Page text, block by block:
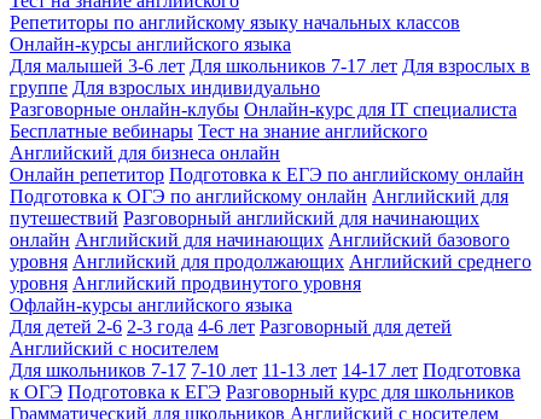
Репетиторы по английскому языку начальных классов
Онлайн-курсы английского языка
Для малышей 3-6 лет Для школьников 7-17 лет Для взрослых в
группе Для взрослых индивидуально
Разговорные онлайн-клубы Онлайн-курс для IT специалиста
Бесплатные вебинары Тест на знание английского
Английский для бизнеса онлайн
Онлайн репетитор Подготовка к ЕГЭ по английскому онлайн
Подготовка к ОГЭ по английскому онлайн Английский для
путешествий Разговорный английский для начинающих
онлайн Английский для начинающих Английский базового
уровня Английский для продолжающих Английский среднего
уровня Английский продвинутого уровня
Офлайн-курсы английского языка
Для детей 2-6 2-3 года 4-6 лет Разговорный для детей
Английский с носителем
Для школьников 7-17 7-10 лет 11-13 лет 14-17 лет Подготовка
к ОГЭ Подготовка к ЕГЭ Разговорный курс для школьников
Грамматический для школьников Английский с носителем